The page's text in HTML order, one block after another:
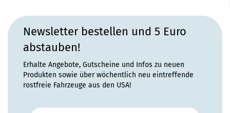
Newsletter bestellen und 5 Euro
abstauben!
Erhalte Angebote, Gutscheine und Infos zu neuen
Produkten sowie über wöchentlich neu eintreffende
rostfreie Fahrzeuge aus den USA!